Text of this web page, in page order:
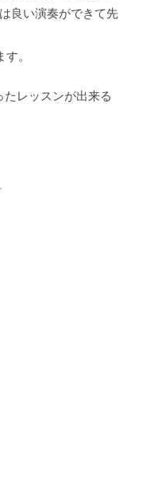
良い演奏ができて先
。
たレッスンが出来る